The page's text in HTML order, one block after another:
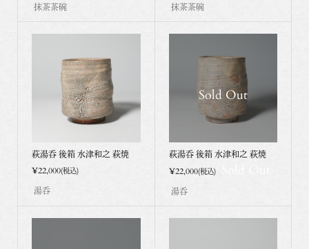
抹茶茶碗 抹茶茶碗
萩湯呑 後箱 水津和之 萩焼
¥22,000(税込)
湯呑
Sold Out
萩湯呑 後箱 水津和之 萩焼
¥22,000(税込)
湯呑